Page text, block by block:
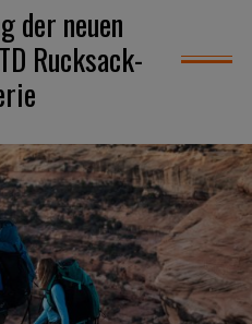
der neuen
Rucksack-